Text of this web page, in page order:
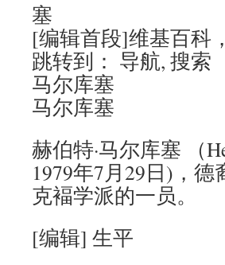
塞
[编辑首段]维基百科
跳转到： 导航, 搜索
马尔库塞
马尔库塞
赫伯特·马尔库塞 （
1979年7月29日)，
克褔学派的一员。
[编辑] 生平